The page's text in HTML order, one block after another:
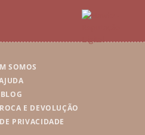
SOMOS
BLOG
E DEVOLUÇÃO
PRIVACIDADE